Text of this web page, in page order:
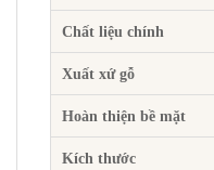
Chất liệu chính
Xuất xứ gỗ
Hoàn thiện bề mặt
Kích thước